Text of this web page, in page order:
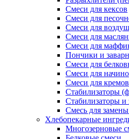
Смеси для кексов
Смеси для
Смеси для
Смеси для
Смеси для
Пончики и
Cмеси для
Смеси для
Смеси для
Стабилизаторы
Стабилизаторы и
Смесь для
Хлебопекарные
Многозерновые